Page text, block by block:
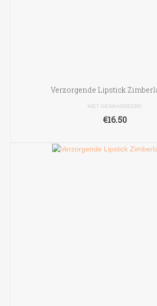
Verzorgende Lipstick
NIET GEWAARDEERD
€16.50